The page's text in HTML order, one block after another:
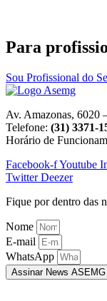
Para
Sou Profissional do
Av. Amazonas, 6020
Telefone: (31) 3371-
Horário de
Facebook-fYoutube
Twitter Deezer
Fique por dentro das
Nome
E-mail
WhatsApp
Assinar News ASEMG